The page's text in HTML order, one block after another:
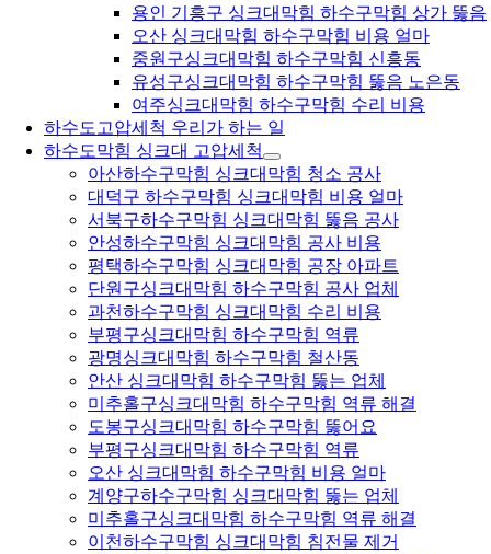
용인 기흥구 싱크대막힘 하수구막힘 상가 뚫음
오산 싱크대막힘 하수구막힘 비용 얼마
중원구싱크대막힘 하수구막힘 신흥동
유성구싱크대막힘 하수구막힘 뚫음 노은동
여주싱크대막힘 하수구막힘 수리 비용
하수도고압세척 우리가 하는 일
하수도막힘 싱크대 고압세척
아산하수구막힘 싱크대막힘 청소 공사
대덕구 하수구막힘 싱크대막힘 비용 얼마
서북구하수구막힘 싱크대막힘 뚫음 공사
안성하수구막힘 싱크대막힘 공사 비용
평택하수구막힘 싱크대막힘 공장 아파트
단원구싱크대막힘 하수구막힘 공사 업체
과천하수구막힘 싱크대막힘 수리 비용
부평구싱크대막힘 하수구막힘 역류
광명싱크대막힘 하수구막힘 철산동
안산 싱크대막힘 하수구막힘 뚫는 업체
미추홀구싱크대막힘 하수구막힘 역류 해결
도봉구싱크대막힘 하수구막힘 뚫어요
부평구싱크대막힘 하수구막힘 역류
오산 싱크대막힘 하수구막힘 비용 얼마
계양구하수구막힘 싱크대막힘 뚫는 업체
미추홀구싱크대막힘 하수구막힘 역류 해결
이천하수구막힘 싱크대막힘 침전물 제거